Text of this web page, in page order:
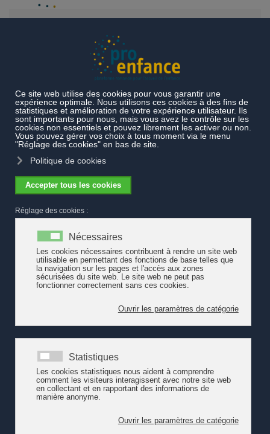
Rencontres en ligne Pro Enfance
Soutenir la formation : un
levier stratégique pour renforcer la qualité de l’accueil de
l'enfance et la stabilité des équipes éducatives ?
Soutenir la formation : un levier
stratégique pour renforcer la qualité de
l’accueil de l'enfance et la stabilité des
équipes éducatives ?
La Rencontre en ligne de Pro Enfance du 17 juin, de 9h30 à 11h,
sera consacrée aux enjeux de la formation continue et de la
formation en cours d’emploi dans le domaine de l’accueil de
l’enfance. Dans un contexte marqué par les difficultés de
recrutement, la pénurie de personnel qualifié et l’augmentation
des besoins des familles, cette rencontre proposera d’interroger
de professionnalisation et de maintien durable des équipes.
Au-delà de la qualification des professionnel·les, la formation
soulève aujourd’hui des enjeux plus larges pour les institutions :
comment soutenir le développement des compétences sans
fragiliser le fonctionnement des structures ? Comment créer une
véritable culture de formation au sein des équipes ? Dans quelle
mesure les dispositifs de soutien à la formation peuvent-ils
contribuer à renforcer l’engagement professionnel, la
reconnaissance des métiers et la qualité de vie au travail ? Enfin,
quels leviers permettent de garantir l’accessibilité de la formation
dans le domaine de l’accueil familial de jour ?